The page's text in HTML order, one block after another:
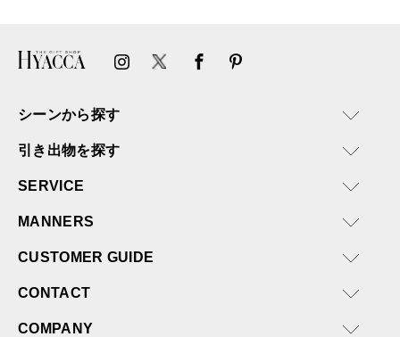
シーンから探す
引き出物を探す
SERVICE
MANNERS
CUSTOMER GUIDE
CONTACT
COMPANY